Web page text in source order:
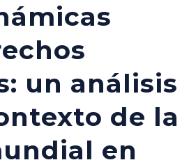
un análisis
de la
en